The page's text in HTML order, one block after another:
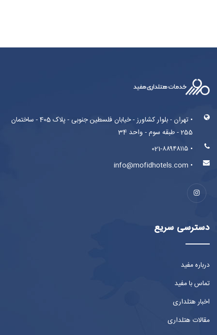
• تهران - بلوار کشاورز - خیابان فلسطین جنوبی - پلاک 405 - ساختمان
255 - طبقه سوم - واحد 34
• 021-۸۸۹۴۸۱۱۵
• info@mofidhotels.com
دسترسی سریع
درباره مفید
تماس با مفید
اخبار هتلداری
مقالات هتلداری